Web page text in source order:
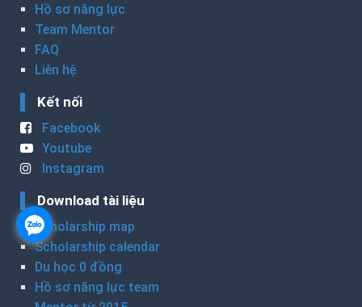
Hồ sơ năng lực
Team Mentor
FAQ
Liên hệ
Kết nối
Facebook
Youtube
Instagram
Download tài liệu
Scholarship map
Scholarship calendar
Du học 0 đồng
Hồ sơ năng lực team